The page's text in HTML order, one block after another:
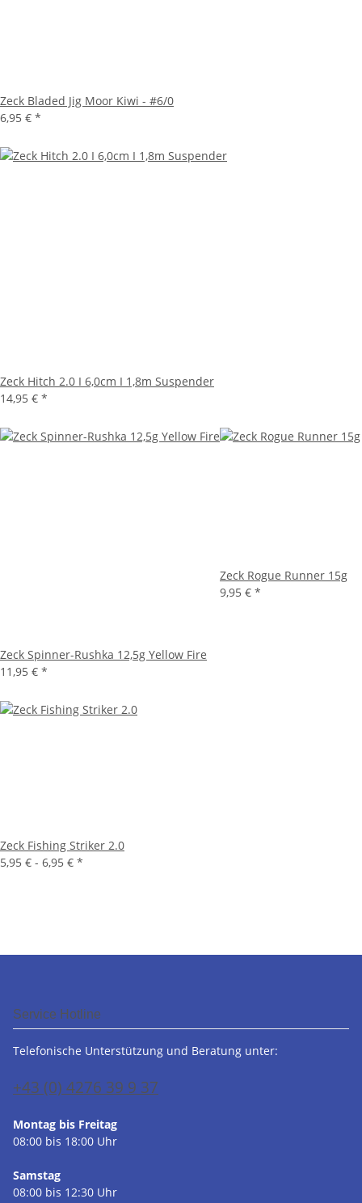
Zeck Bladed Jig Moor Kiwi - #6/0
6,95 € *
Zeck Hitch 2.0 I 6,0cm I 1,8m Suspender
14,95 € *
Zeck Spinner-Rushka 12,5g Yellow Fire
11,95 € *
Zeck Rogue Runner 15g
9,95 € *
Zeck Fishing Striker 2.0
5,95 € - 6,95 € *
Service Hotline
Telefonische Unterstützung und Beratung unter:
+43 (0) 4276 39 9 37
Montag bis Freitag
08:00 bis 18:00 Uhr
Samstag
08:00 bis 12:30 Uhr